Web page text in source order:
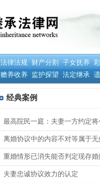
法律法规 财产分割 子女抚养
赡养收养 监护探望 法定继承
经典案例
最高院民一庭：夫妻一方约定
离婚协议中的内容不对等属于无
重婚情形已消失能否判定现存婚
夫妻忠诚协议效力的认定